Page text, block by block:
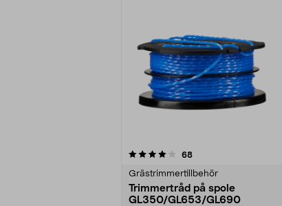
68recensioner
Grästrimmertillbehör
Trimmertråd på spole
GL350/GL653/GL690